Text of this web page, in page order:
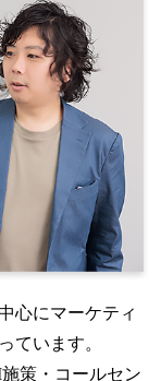
心にマーケティ
ています。
策・コールセン